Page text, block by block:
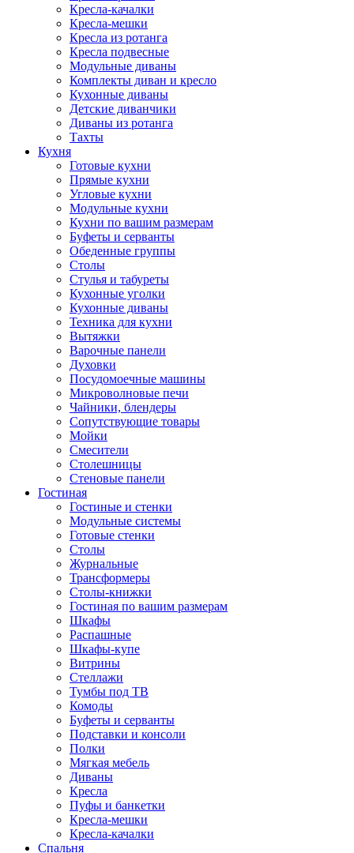
Кресла-качалки
Кресла-мешки
Кресла из ротанга
Кресла подвесные
Модульные диваны
Комплекты диван и кресло
Кухонные диваны
Детские диванчики
Диваны из ротанга
Тахты
Кухня
Готовые кухни
Прямые кухни
Угловые кухни
Модульные кухни
Кухни по вашим размерам
Буфеты и серванты
Обеденные группы
Столы
Стулья и табуреты
Кухонные уголки
Кухонные диваны
Техника для кухни
Вытяжки
Варочные панели
Духовки
Посудомоечные машины
Микроволновые печи
Чайники, блендеры
Сопутствующие товары
Мойки
Смесители
Столешницы
Стеновые панели
Гостиная
Гостиные и стенки
Модульные системы
Готовые стенки
Столы
Журнальные
Трансформеры
Столы-книжки
Гостиная по вашим размерам
Шкафы
Распашные
Шкафы-купе
Витрины
Стеллажи
Тумбы под ТВ
Комоды
Буфеты и серванты
Подставки и консоли
Полки
Мягкая мебель
Диваны
Кресла
Пуфы и банкетки
Кресла-мешки
Кресла-качалки
Спальня